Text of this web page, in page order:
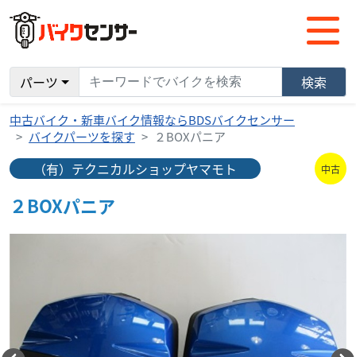
パーツ 検索
中古バイク・新車バイク情報ならBDSバイクセンサー
バイクパーツを探す
２BOXパニア
（有）テクニカルショップヤマモト
２BOXパニア
中古